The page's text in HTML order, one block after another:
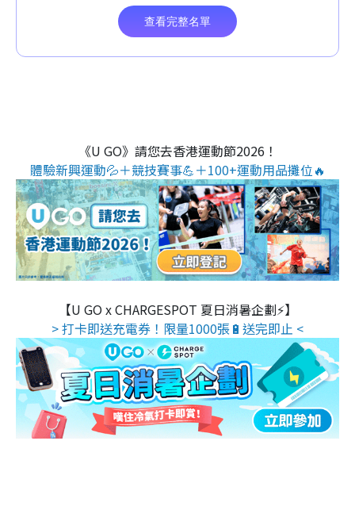
《U GO》請您去香港運動節2026！
體驗新興運動💦＋競技賽事💪＋100+運動用品攤位🔥
【U GO x CHARGESPOT 夏日消暑企劃⚡】
> 打卡即送充電券！限量1000張🔋送完即止 <